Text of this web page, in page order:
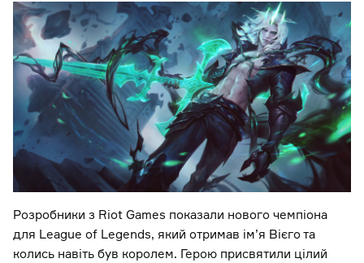
Розробники з Riot Games показали нового чемпіона
для League of Legends, який отримав ім’я Вієго та
колись навіть був королем. Герою присвятили цілий